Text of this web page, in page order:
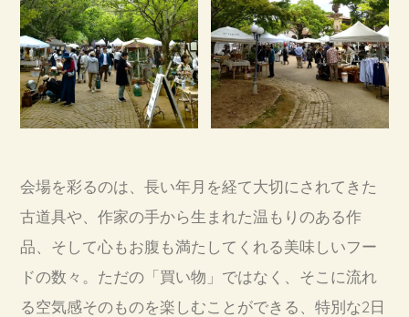
会場を彩るのは、長い年月を経て大切にされてきた
古道具や、作家の手から生まれた温もりのある作
品、そして心もお腹も満たしてくれる美味しいフー
ドの数々。ただの「買い物」ではなく、そこに流れ
る空気感そのものを楽しむことができる、特別な2日